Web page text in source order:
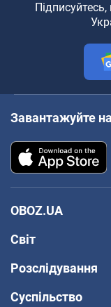
Завантажуйте
OBOZ.UA
Світ
Розслідування
Суспільство